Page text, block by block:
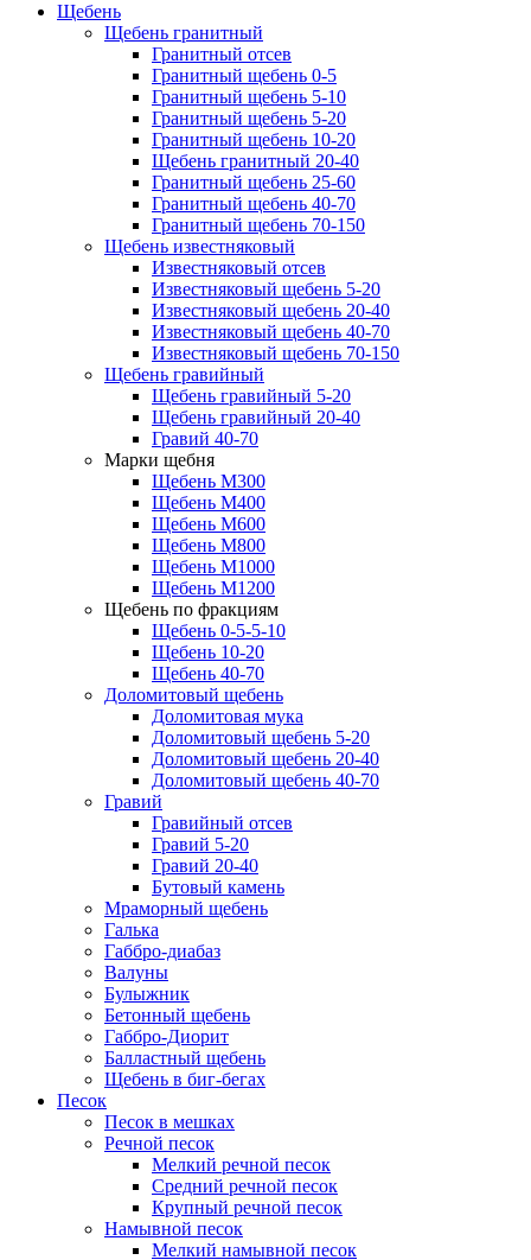
Щебень
Щебень гранитный
Гранитный отсев
Гранитный щебень 0-5
Гранитный щебень 5-10
Гранитный щебень 5-20
Гранитный щебень 10-20
Щебень гранитный 20-40
Гранитный щебень 25-60
Гранитный щебень 40-70
Гранитный щебень 70-150
Щебень известняковый
Известняковый отсев
Известняковый щебень 5-20
Известняковый щебень 20-40
Известняковый щебень 40-70
Известняковый щебень 70-150
Щебень гравийный
Щебень гравийный 5-20
Щебень гравийный 20-40
Гравий 40-70
Марки щебня
Щебень М300
Щебень М400
Щебень М600
Щебень М800
Щебень М1000
Щебень М1200
Щебень по фракциям
Щебень 0-5-5-10
Щебень 10-20
Щебень 40-70
Доломитовый щебень
Доломитовая мука
Доломитовый щебень 5-20
Доломитовый щебень 20-40
Доломитовый щебень 40-70
Гравий
Гравийный отсев
Гравий 5-20
Гравий 20-40
Бутовый камень
Мраморный щебень
Галька
Габбро-диабаз
Валуны
Булыжник
Бетонный щебень
Габбро-Диорит
Балластный щебень
Щебень в биг-бегах
Песок
Песок в мешках
Речной песок
Мелкий речной песок
Средний речной песок
Крупный речной песок
Намывной песок
Мелкий намывной песок